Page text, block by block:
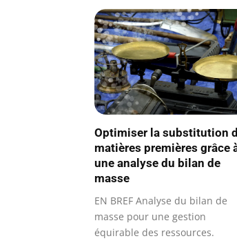
Optimiser la substitution
matières premières grâce
une analyse du bilan de
masse
EN BREF Analyse du bilan de
masse pour une gestion
équirable des ressources.